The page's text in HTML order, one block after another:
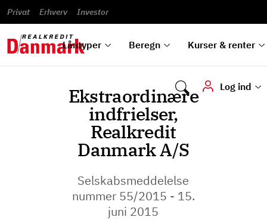
Privat Erhverv Investor
Låntyper Beregn Kurser & renter
Log ind
til bolig
Alle
låntyper
omlægning
Se alle
beregnere
Renteprognose
Bestil
kursovervågning
rentetilpasning
vilkår
Blanketter
Samarbejdspartnere
guides
hvad
vi kan
tilbyde
Ekstraordinære
indfrielser,
Realkredit
Danmark A/S
Selskabsmeddelelse
nummer 55/2015 - 15.
juni 2015